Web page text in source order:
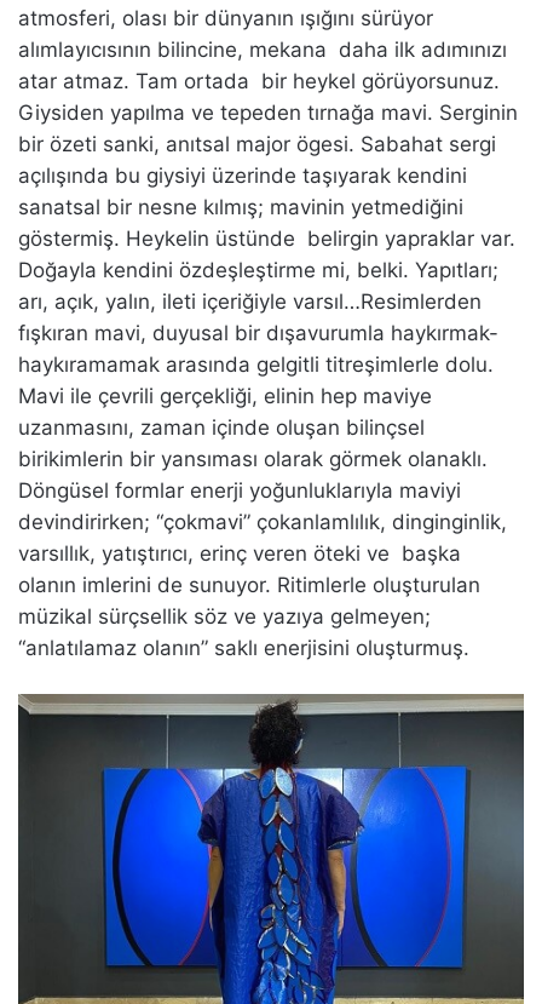
atmosferi, olası bir dünyanın ışığını sürüyor
alımlayıcısının bilincine, mekana daha ilk adımınızı
atar atmaz. Tam ortada bir heykel görüyorsunuz.
Giysiden yapılma ve tepeden tırnağa mavi. Serginin
bir özeti sanki, anıtsal major ögesi. Sabahat sergi
açılışında bu giysiyi üzerinde taşıyarak kendini
sanatsal bir nesne kılmış; mavinin yetmediğini
göstermiş. Heykelin üstünde belirgin yapraklar var.
Doğayla kendini özdeşleştirme mi, belki. Yapıtları;
arı, açık, yalın, ileti içeriğiyle varsıl…Resimlerden
fışkıran mavi, duyusal bir dışavurumla haykırmak-
haykıramamak arasında gelgitli titreşimlerle dolu.
Mavi ile çevrili gerçekliği, elinin hep maviye
uzanmasını, zaman içinde oluşan bilinçsel
birikimlerin bir yansıması olarak görmek olanaklı.
Döngüsel formlar enerji yoğunluklarıyla maviyi
devindirirken; “çokmavi” çokanlamlılık, dinginginlik,
varsıllık, yatıştırıcı, erinç veren öteki ve başka
olanın imlerini de sunuyor. Ritimlerle oluşturulan
müzikal sürçsellik söz ve yazıya gelmeyen;
“anlatılamaz olanın” saklı enerjisini oluşturmuş.